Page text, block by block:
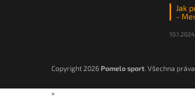
Jak
-
10.1.2024
Copyright 2026 Pomelo sport. Všechna
×